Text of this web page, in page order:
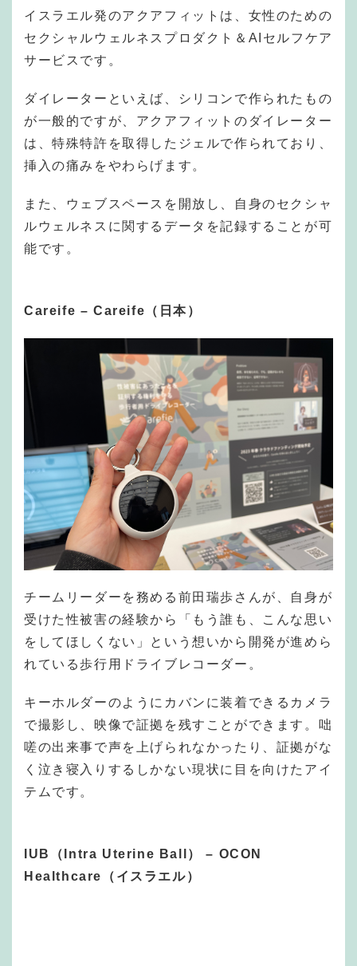
イスラエル発のアクアフィットは、女性のための
セクシャルウェルネスプロダクト＆AIセルフケア
サービスです。
ダイレーターといえば、シリコンで作られたもの
が一般的ですが、アクアフィットのダイレーター
は、特殊特許を取得したジェルで作られており、
挿入の痛みをやわらげます。
また、ウェブスペースを開放し、自身のセクシャ
ルウェルネスに関するデータを記録することが可
能です。
Careife – Careife（日本）
チームリーダーを務める前田瑞歩さんが、自身が
受けた性被害の経験から「もう誰も、こんな思い
をしてほしくない」という想いから開発が進めら
れている歩行用ドライブレコーダー。
キーホルダーのようにカバンに装着できるカメラ
で撮影し、映像で証拠を残すことができます。咄
嗟の出来事で声を上げられなかったり、証拠がな
く泣き寝入りするしかない現状に目を向けたアイ
テムです。
IUB（Intra Uterine Ball） – OCON
Healthcare（イスラエル）